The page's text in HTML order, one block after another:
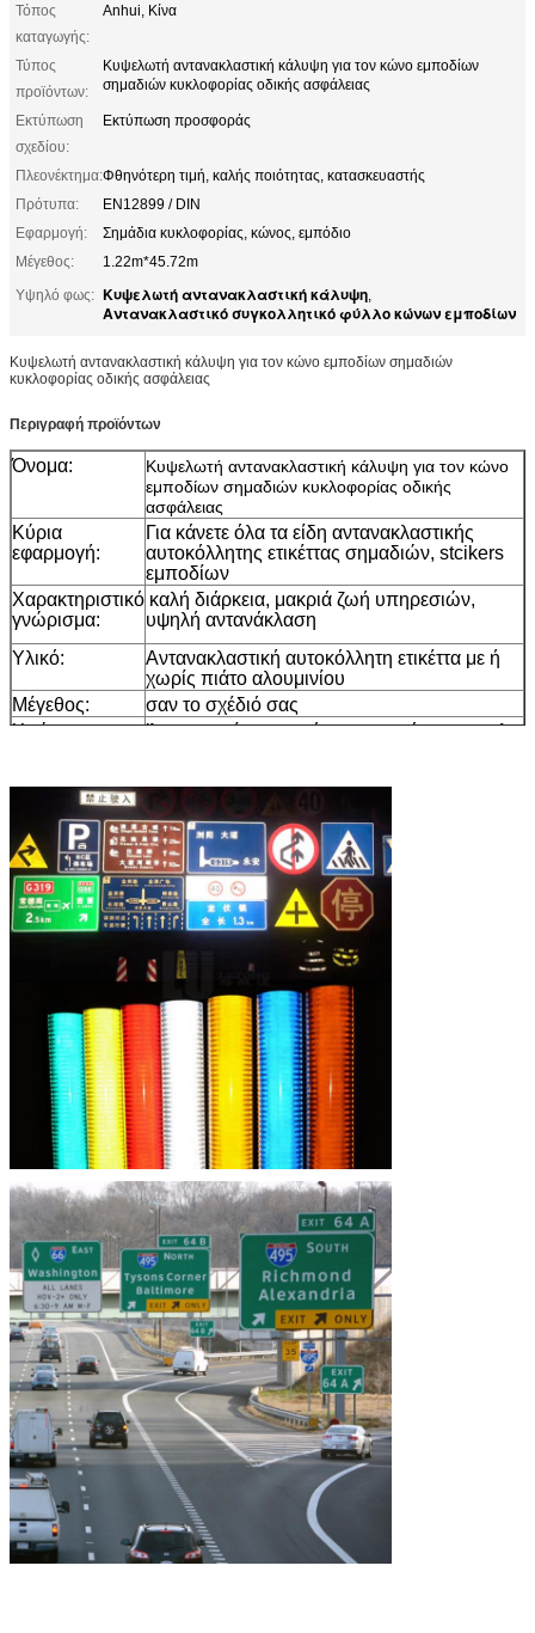
Τόπος
καταγωγής:
Anhui, Κίνα
Τύπος
προϊόντων:
Κυψελωτή αντανακλαστική κάλυψη για τον κώνο εμποδίων
σημαδιών κυκλοφορίας οδικής ασφάλειας
Εκτύπωση
σχεδίου:
Εκτύπωση προσφοράς
Πλεονέκτημα:Φθηνότερη τιμή, καλής ποιότητας, κατασκευαστής
Πρότυπα:
EN12899 / DIN
Εφαρμογή:
Σημάδια κυκλοφορίας, κώνος, εμπόδιο
Μέγεθος:
1.22m*45.72m
Υψηλό φως: Κυψελωτή αντανακλαστική κάλυψη,
Αντανακλαστικό συγκολλητικό φύλλο κώνων εμποδίων
Κυψελωτή αντανακλαστική κάλυψη για τον κώνο εμποδίων σημαδιών
κυκλοφορίας οδικής ασφάλειας
Περιγραφή προϊόντων
Όνομα:
Κυψελωτή αντανακλαστική κάλυψη για τον κώνο
εμποδίων σημαδιών κυκλοφορίας οδικής
ασφάλειας
Κύρια
εφαρμογή:
Για κάνετε όλα τα είδη αντανακλαστικής
αυτοκόλλητης ετικέττας σημαδιών, stcikers
εμποδίων
Χαρακτηριστικό
γνώρισμα:
καλή διάρκεια, μακριά ζωή υπηρεσιών,
υψηλή αντανάκλαση
Υλικό:
Αντανακλαστική αυτοκόλλητη ετικέττα με ή
χωρίς πιάτο αλουμινίου
Μέγεθος:
σαν το σχέδιό σας
Χρώμα:
Άσπρος, κίτρινος, κόκκινος, πράσινος, μπλε,
ελεύθερο δείγμα ενώ το φορτίο συλλέγει
Παράδοση
7 ημέρες, σύμφωνα με την ποσότητα
διαταγής